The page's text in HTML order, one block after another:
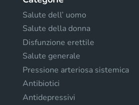
Salute dell’ uomo
Salute della donna
Disfunzione erettile
Salute generale
Pressione arteriosa sistemica
Antibiotici
Antidepressivi